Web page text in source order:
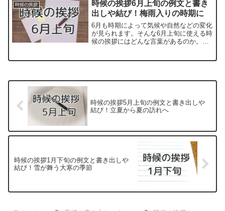
季節の動植物の様子を取...
時候の挨拶
時候の挨拶6月上旬の例文と書き
出しや結び！梅雨入りの時期に
6月も時期によって気候や自然などの変化
が見られます。そんな6月上旬に使える時
候の挨拶にはどんな言葉があるのか。
時候の挨拶5月上旬の例文と書き出しや
結び！立夏から夏の訪れへ
時候の挨拶1月下旬の例文と書き出しや
結び！雪が舞う大寒の季節